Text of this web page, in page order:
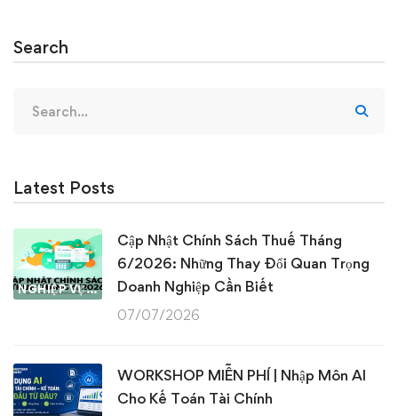
Search
for:
Latest Posts
NGHIỆP VỤ KẾ TOÁN & THUẾ
Cập Nhật Chính Sách Thuế Tháng
6/2026: Những Thay Đổi Quan Trọng
Doanh Nghiệp Cần Biết
07/07/2026
WORKSHOP MIỄN PHÍ | Nhập Môn AI
Cho Kế Toán Tài Chính